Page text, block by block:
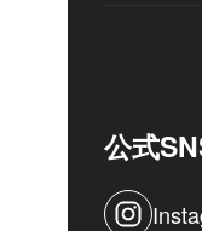
公式